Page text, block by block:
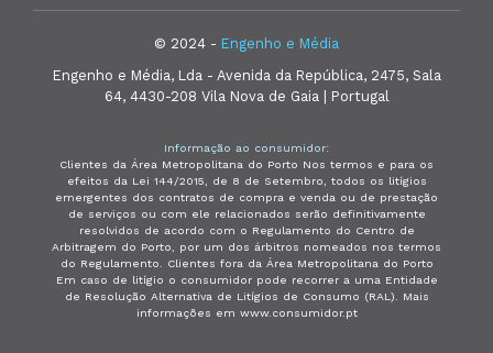
© 2024 - Engenho e Média
Engenho e Média, Lda - Avenida da República, 2475, Sala
64, 4430-208 Vila Nova de Gaia | Portugal
Informação ao consumidor:
Clientes da Área Metropolitana do Porto Nos termos e para os
efeitos da Lei 144/2015, de 8 de Setembro, todos os litígios
emergentes dos contratos de compra e venda ou de prestação
de serviços ou com ele relacionados serão definitivamente
resolvidos de acordo com o Regulamento do Centro de
Arbitragem do Porto, por um dos árbitros nomeados nos termos
do Regulamento. Clientes fora da Área Metropolitana do Porto
Em caso de litígio o consumidor pode recorrer a uma Entidade
de Resolução Alternativa de Litígios de Consumo (RAL). Mais
informações em www.consumidor.pt